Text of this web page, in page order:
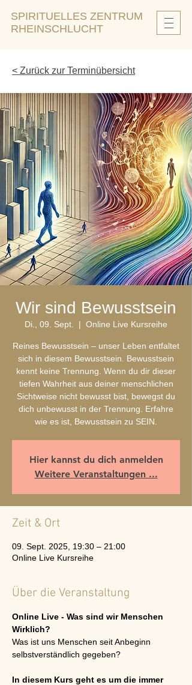
SPIRITUELLES ZENTRUM
RHEINSCHLUCHT
< Zurück zur Terminübersicht
Wir sind Bewusstsein
Di., 09. Sept.
  |
Online Live Kursreihe
Reines Bewusstsein – unser Leben entfaltet
sich in diesem Bewusstsein. Bewusstsein
kennt keine Trennung. Wenn du dir dieser
tiefen Wahrheit aus deiner menschlichen
Sichtweise nicht bewusst bist, bewegst du
dich unbewusst in der Trennung. Erfahre
wie es ist, Bewusstsein zu SEIN.
Hier kannst du dich anmelden
Weitere Veranstaltungen ...
Zeit & Ort
09. Sept. 2025, 19:30 – 21:00
Online Live Kursreihe
Über die Veranstaltung
Online Live - Was sind wir Menschen
Wirklich?
Was ist uns Menschen seit Anbeginn
selbstverständlich gegeben?
In diesem Kurs geht es um die immer